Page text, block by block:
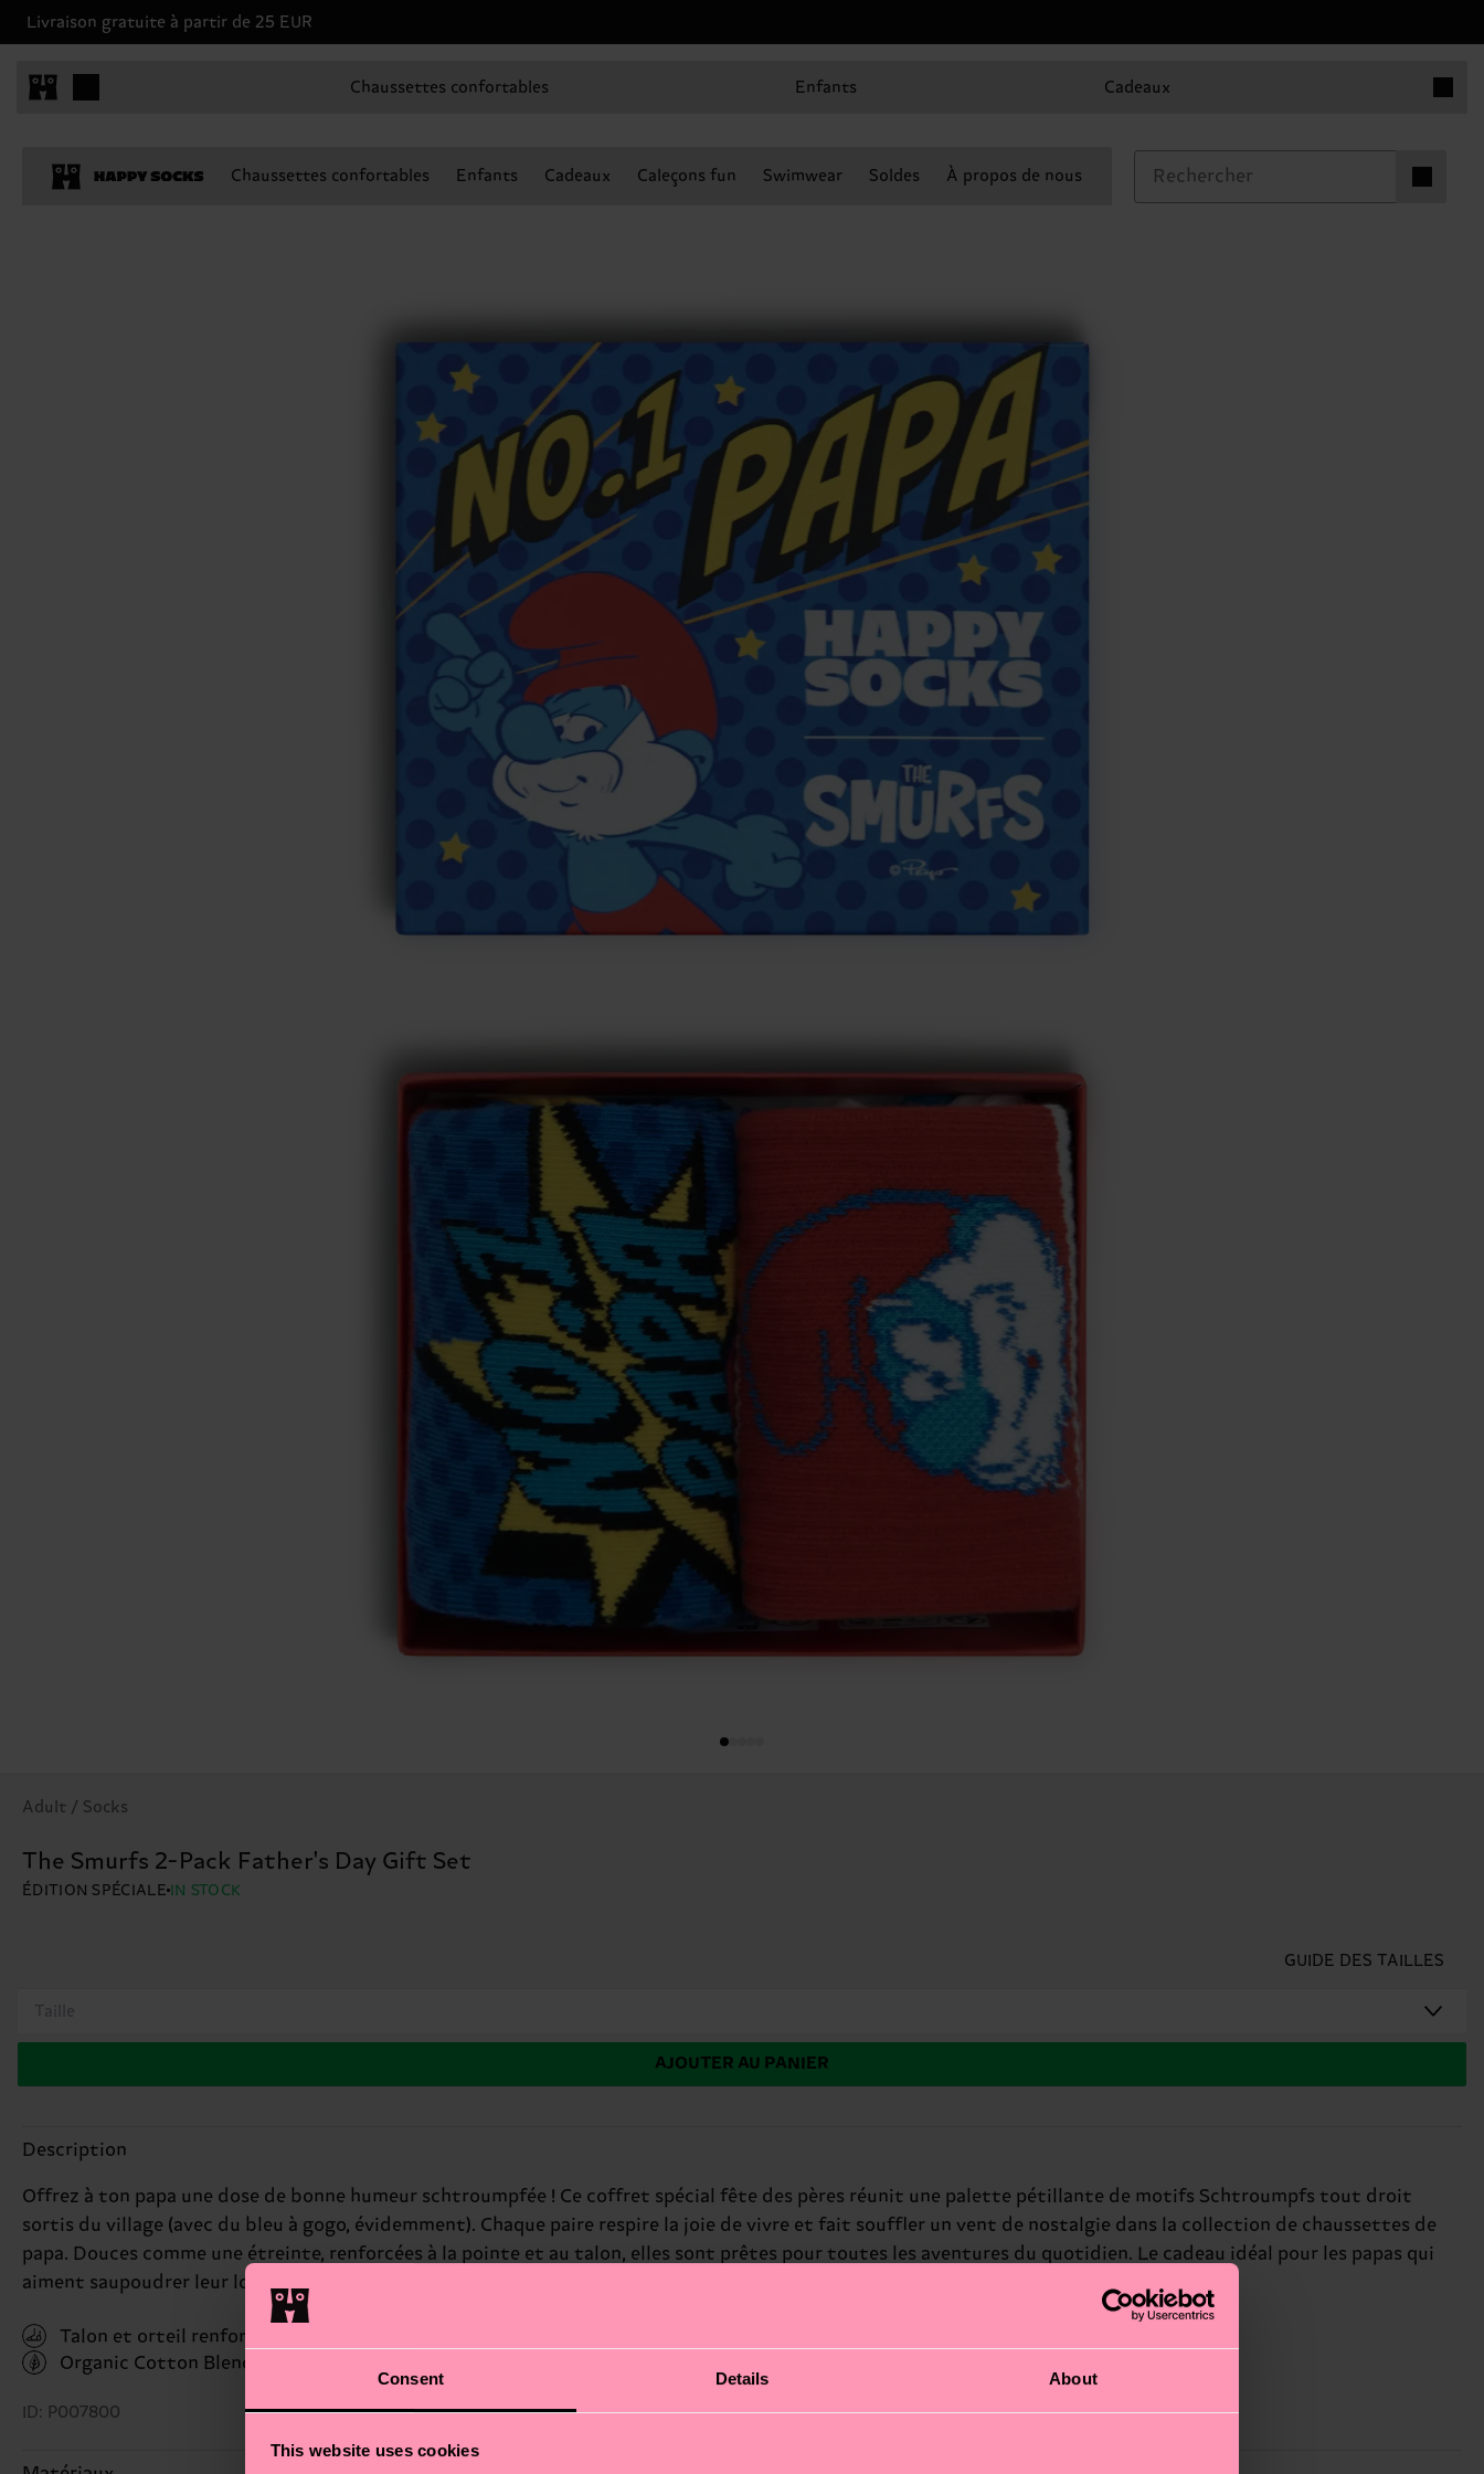
Consent Details About
This website uses cookies
Livraison gratuite à partir de 25 EUR
Chaussettes confortables Enfants Cadeaux
Chaussettes confortables Enfants Cadeaux Caleçons fun Swimwear Soldes À propos de nous
Adult / Socks
The Smurfs 2-Pack Father's Day Gift Set
ÉDITION SPÉCIALE IN STOCK
GUIDE DES TAILLES
Taille
AJOUTER AU PANIER
Description
Offrez à ton papa une dose de bonne humeur schtroumpfée ! Ce coffret spécial fête des pères réunit une palette pétillante de motifs Schtroumpfs tout droit
sortis du village (avec du bleu à gogo, évidemment). Chaque paire respire la joie de vivre et fait souffler un vent de nostalgie dans la collection de chaussettes de
papa. Douces comme une étreinte, renforcées à la pointe et au talon, elles sont prêtes pour toutes les aventures du quotidien. Le cadeau idéal pour les papas qui
aiment saupoudrer leur look d’une touche fun et espiègle !
Talon et orteil renforcés
Organic Cotton Blend
ID: P007800